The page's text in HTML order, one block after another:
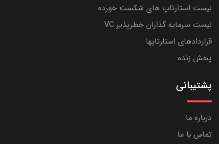
لیست استارتاپ های شکست خورده
لیست سرمایه گذاران خطرپذیر VC
قراردادهای استارتاپها
پخش زنده
پشتیبانی
درباره ما
تماس با ما